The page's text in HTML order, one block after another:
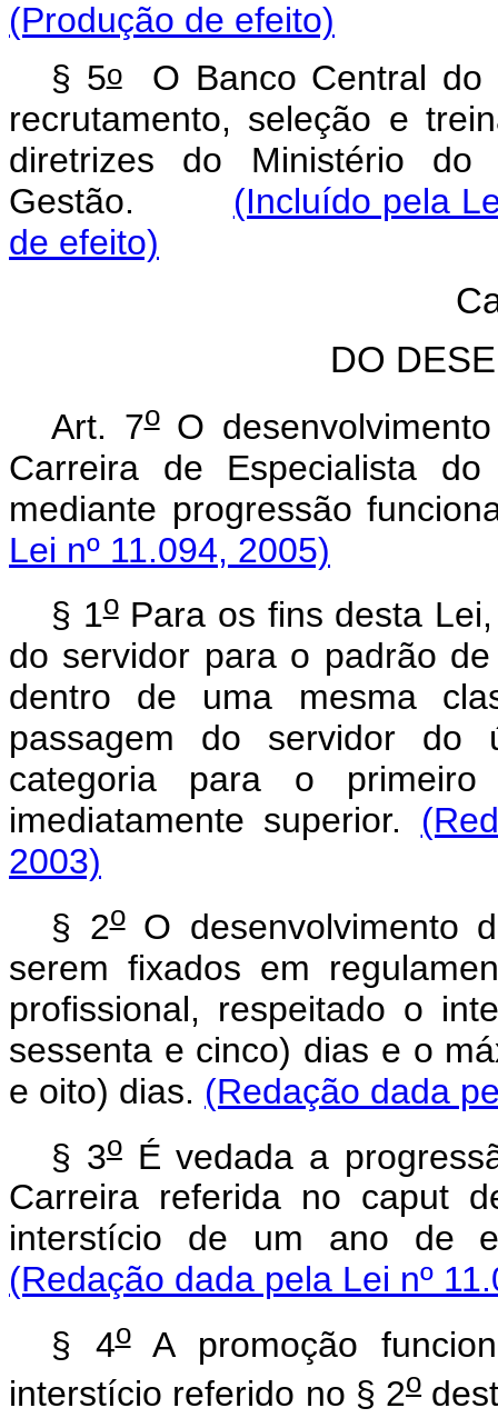
(Produção de efeito)
§ 5oO Banco Central do
recrutamento, seleção e
diretrizes do Ministério do
Gestão. (Incluído pela
de efeito)
DO
Art. 7oO
Carreira de Especialista
mediante progressão
Lei nº 11.094, 2005)
§ 1oPara os fins desta
do servidor para o padrão
dentro de uma mesma
passagem do servidor do
categoria para o
imediatamente superior.
2003)
§ 2oO desenvolvimento
serem fixados em
profissional, respeitado o
sessenta e cinco) dias e o
e oito) dias. (Redação dada
§ 3oÉ vedada a
Carreira referida no caput
interstício de um ano de
(Redação dada pela Lei nº
§ 4oA promoção
interstício referido no § 2o